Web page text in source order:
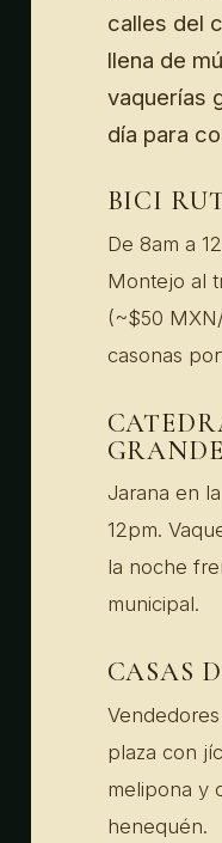
calles del
llena de
vaquerías
día para
BICI
De 8am a
Montejo al
(~$50
casonas
GRANDE
Jarana en
12pm.
la noche
municipal.
CASAS
plaza con
melipona y
henequén.